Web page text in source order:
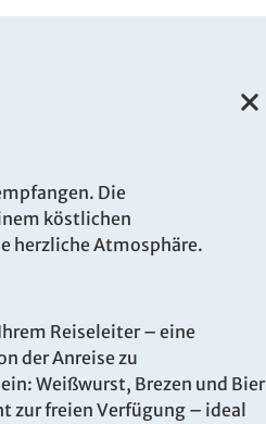
Die
köstlichen
herzliche Atmosphäre.
Reiseleiter – eine
der Anreise zu
Weißwurst, Brezen und Bier
zur freien Verfügung – ideal